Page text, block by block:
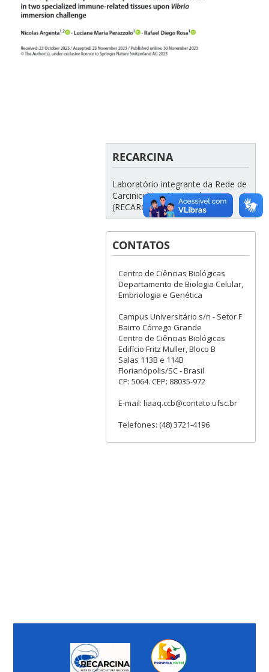
RECARCINA
Laboratório integrante da Rede de
Carcinicultura Nacional
(RECARCINA)
CONTATOS
Centro de Ciências Biológicas
Departamento de Biologia Celular,
Embriologia e Genética
Campus Universitário s/n - Setor F
Bairro Córrego Grande
Centro de Ciências Biológicas
Edifício Fritz Muller, Bloco B
Salas 113B e 114B
Florianópolis/SC - Brasil
CP: 5064. CEP: 88035-972
E-mail: liaaq.ccb@contato.ufsc.br
Telefones: (48) 3721-4196